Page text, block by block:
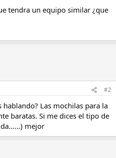
tendra un equipo similar ¿que
#2
Las mochilas para la
baratas. Si me dices el tipo de
mejor